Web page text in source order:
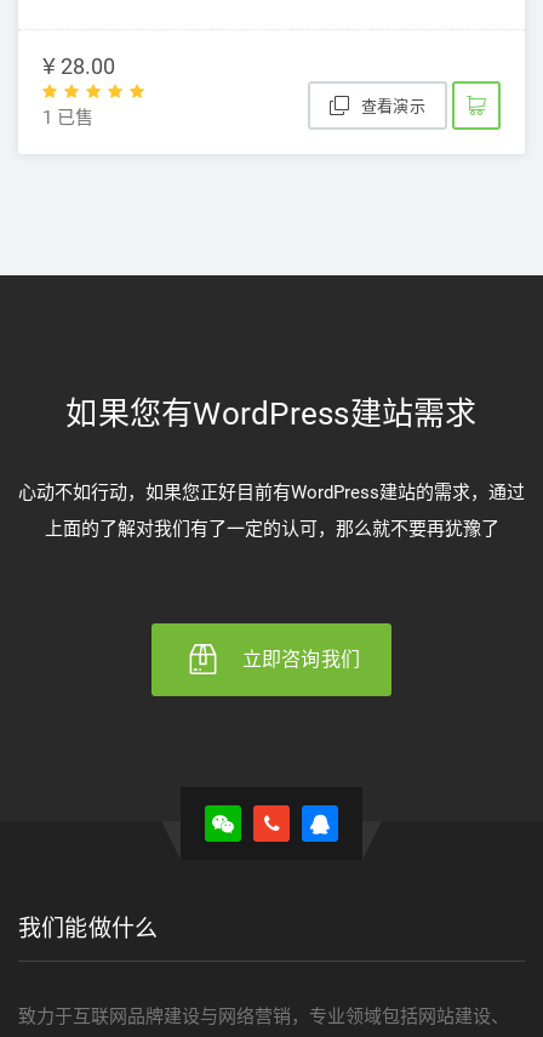
¥ 28.00
1 已售
查看演示
如果您有WordPress建站需求
心动不如行动，如果您正好目前有WordPress建站的需求，通过
上面的了解对我们有了一定的认可，那么就不要再犹豫了
立即咨询我们
我们能做什么
致力于互联网品牌建设与网络营销，专业领域包括网站建设、